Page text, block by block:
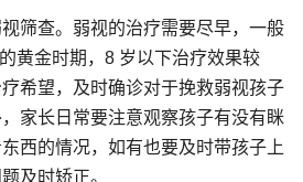
查。弱视的治疗需要尽早，一般
黄金时期，8 岁以下治疗效果较
希望，及时确诊对于挽救弱视孩子
家长日常要注意观察孩子有没有眯
西的情况，如有也要及时带孩子上
及时矫正。